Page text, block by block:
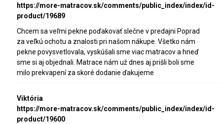
https://more-matracov.sk/comments/public_index/index/id-
product/19689
Chcem sa veľmi pekne poďakovať slečne v predajni Poprad
za veľkú ochotu a znalosti pri našom nákupe. Všetko nám
pekne povysvetlovala, vyskúšali sme viac matracov a hneď
sme si aj objednali. Matrace nám už dnes aj prišli boli sme
milo prekvapení za skoré dodanie ďakujeme
Viktória
https://more-matracov.sk/comments/public_index/index/id-
product/19600